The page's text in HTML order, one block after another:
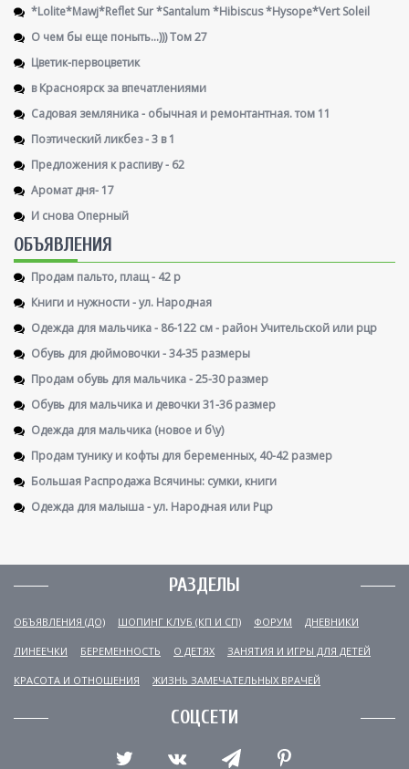
*Lolite*Mawj*Reflet Sur *Santalum *Hibiscus *Hysope*Vert Soleil
О чем бы еще поныть...))) Том 27
Цветик-первоцветик
в Красноярск за впечатлениями
Садовая земляника - обычная и ремонтантная. том 11
Поэтический ликбез - 3 в 1
Предложения к распиву - 62
Аромат дня- 17
И снова Оперный
ОБЪЯВЛЕНИЯ
Продам пальто, плащ - 42 р
Книги и нужности - ул. Народная
Одежда для мальчика - 86-122 см - район Учительской или рцр
Обувь для дюймовочки - 34-35 размеры
Продам обувь для мальчика - 25-30 размер
Обувь для мальчика и девочки 31-36 размер
Одежда для мальчика (новое и б\у)
Продам тунику и кофты для беременных, 40-42 размер
Большая Распродажа Всячины: сумки, книги
Одежда для малыша - ул. Народная или Рцр
РАЗДЕЛЫ
ОБЪЯВЛЕНИЯ (ДО) ШОПИНГ КЛУБ (КП И СП) ФОРУМ ДНЕВНИКИ
ЛИНЕЕЧКИ БЕРЕМЕННОСТЬ О ДЕТЯХ ЗАНЯТИЯ И ИГРЫ ДЛЯ ДЕТЕЙ
КРАСОТА И ОТНОШЕНИЯ ЖИЗНЬ ЗАМЕЧАТЕЛЬНЫХ ВРАЧЕЙ
СОЦСЕТИ